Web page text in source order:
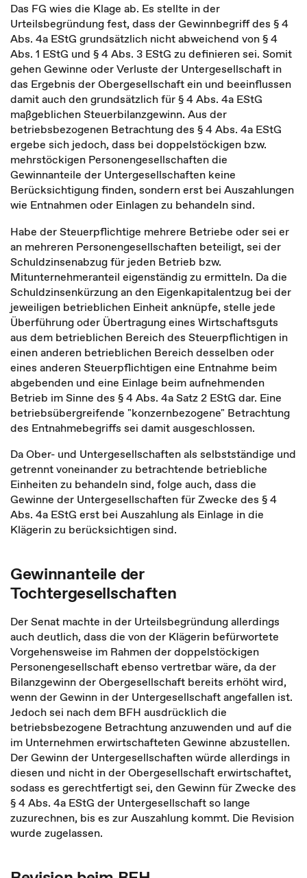
Das FG wies die Klage ab. Es stellte in der
Urteilsbegründung fest, dass der Gewinnbegriff des § 4
Abs. 4a EStG grundsätzlich nicht abweichend von § 4
Abs. 1 EStG und § 4 Abs. 3 EStG zu definieren sei. Somit
gehen Gewinne oder Verluste der Untergesellschaft in
das Ergebnis der Obergesellschaft ein und beeinflussen
damit auch den grundsätzlich für § 4 Abs. 4a EStG
maßgeblichen Steuerbilanzgewinn. Aus der
betriebsbezogenen Betrachtung des § 4 Abs. 4a EStG
ergebe sich jedoch, dass bei doppelstöckigen bzw.
mehrstöckigen Personengesellschaften die
Gewinnanteile der Untergesellschaften keine
Berücksichtigung finden, sondern erst bei Auszahlungen
wie Entnahmen oder Einlagen zu behandeln sind.
Habe der Steuerpflichtige mehrere Betriebe oder sei er
an mehreren Personengesellschaften beteiligt, sei der
Schuldzinsenabzug für jeden Betrieb bzw.
Mitunternehmeranteil eigenständig zu ermitteln. Da die
Schuldzinsenkürzung an den Eigenkapitalentzug bei der
jeweiligen betrieblichen Einheit anknüpfe, stelle jede
Überführung oder Übertragung eines Wirtschaftsguts
aus dem betrieblichen Bereich des Steuerpflichtigen in
einen anderen betrieblichen Bereich desselben oder
eines anderen Steuerpflichtigen eine Entnahme beim
abgebenden und eine Einlage beim aufnehmenden
Betrieb im Sinne des § 4 Abs. 4a Satz 2 EStG dar. Eine
betriebsübergreifende "konzernbezogene" Betrachtung
des Entnahmebegriffs sei damit ausgeschlossen.
Da Ober- und Untergesellschaften als selbstständige und
getrennt voneinander zu betrachtende betriebliche
Einheiten zu behandeln sind, folge auch, dass die
Gewinne der Untergesellschaften für Zwecke des § 4
Abs. 4a EStG erst bei Auszahlung als Einlage in die
Klägerin zu berücksichtigen sind.
Gewinnanteile der
Tochtergesellschaften
Der Senat machte in der Urteilsbegründung allerdings
auch deutlich, dass die von der Klägerin befürwortete
Vorgehensweise im Rahmen der doppelstöckigen
Personengesellschaft ebenso vertretbar wäre, da der
Bilanzgewinn der Obergesellschaft bereits erhöht wird,
wenn der Gewinn in der Untergesellschaft angefallen ist.
Jedoch sei nach dem BFH ausdrücklich die
betriebsbezogene Betrachtung anzuwenden und auf die
im Unternehmen erwirtschafteten Gewinne abzustellen.
Der Gewinn der Untergesellschaften würde allerdings in
diesen und nicht in der Obergesellschaft erwirtschaftet,
sodass es gerechtfertigt sei, den Gewinn für Zwecke des
§ 4 Abs. 4a EStG der Untergesellschaft so lange
zuzurechnen, bis es zur Auszahlung kommt. Die Revision
wurde zugelassen.